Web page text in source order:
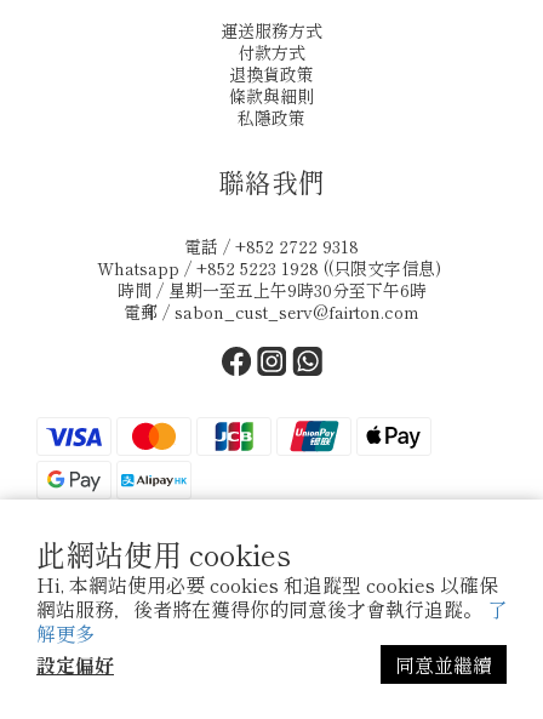
此網站使用 cookies
Hi, 本網站使用必要 cookies 和追蹤型 cookies 以確保
網站服務，後者將在獲得你的同意後才會執行追蹤。 了
解更多
設定偏好
同意並繼續
立即購買
運送服務方式
付款方式
退換貨政策
條款與細則
私隱政策
聯絡我們
電話 / +852 2722 9318
Whatsapp / +852 5223 1928 ((只限文字信息)
時間 / 星期一至五上午9時30分至下午6時
電郵 / sabon_cust_serv@fairton.com
$ HKD 繁體中文